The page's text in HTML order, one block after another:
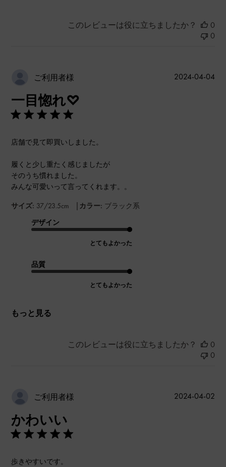
このレビューは役に立ちましたか？
0
0
ご利用者様
一目惚れ♡
店舗で見て即買いしました。
履くと少し重たく感じましたが
そのうち慣れました。
みんな可愛いって言ってくれます。。
サイズ: 37/23.5cm | カラー: ブラック系
デザイン
とてもよかった
品質
とてもよかった
もっと見る
公
2024-04-04
このレビューは役に立ちましたか？
0
0
ご利用者様
かわいい
歩きやすいです。
公
2024-04-02